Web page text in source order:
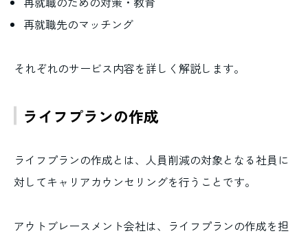
再就職先のマッチング
それぞれのサービス内容を詳しく解説します。
ライフプランの作成
ライフプランの作成とは、人員削減の対象となる社員に
対してキャリアカウンセリングを行うことです。
アウトブレースメント会社は、ライフプランの作成を担